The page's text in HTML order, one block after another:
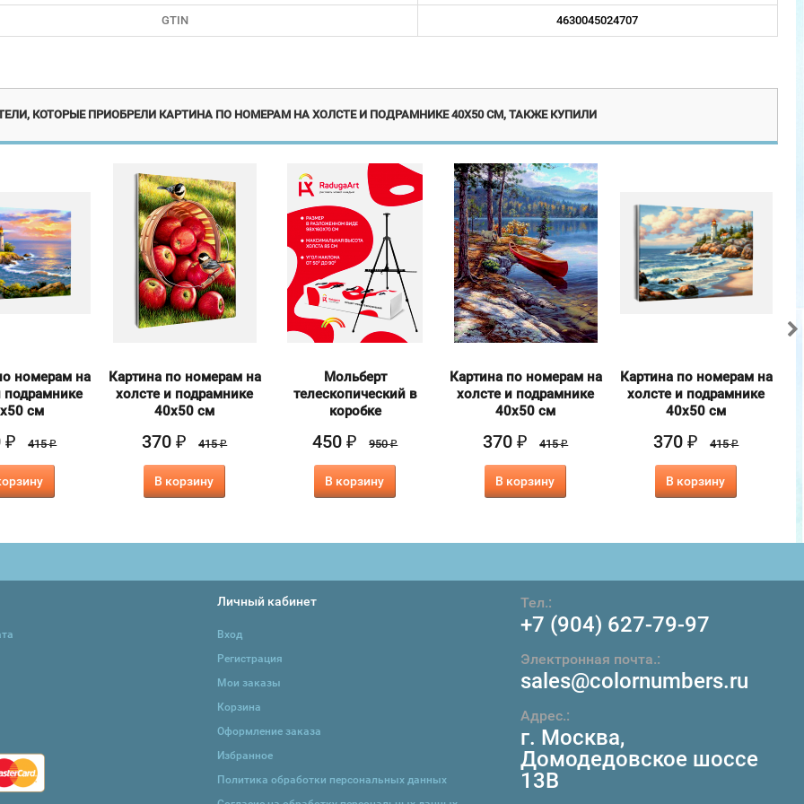
GTIN 4630045024707
КОТОРЫЕ ПРИОБРЕЛИ КАРТИНА ПО НОМЕРАМ НА ХОЛСТЕ И ПОДРАМНИКЕ 40Х50 СМ, ТАКЖЕ КУПИЛИ
номерам на
подрамнике
см
₽ 415₽
Картина по номерам на
холсте и подрамнике
40х50 см
370₽ 415₽
В корзину
Мольберт
телескопический в
коробке
450₽ 950₽
В корзину
Картина по номерам на
холсте и подрамнике
40х50 см
370₽ 415₽
В корзину
Картина по номерам на
холсте и подрамнике
40х50 см
370₽ 415₽
В корзину
Личный кабинет
Вход
Регистрация
Мои заказы
Корзина
Оформление заказа
Избранное
Политика обработки персональных данных
Тел.:
+7 (904) 627-79-97
Электронная почта.:
sales@colornumbers.ru
Адрес.:
г. Москва,
Домодедовское шоссе
13В